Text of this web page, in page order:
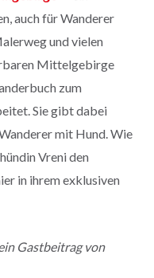
auch für Wanderer
und vielen
Mittelgebirge
zum
Sie gibt dabei
mit Hund. Wie
Vreni den
in ihrem exklusiven
Gastbeitrag von